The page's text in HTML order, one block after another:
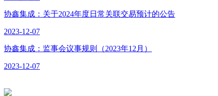
协鑫集成：关于2024年度日常关联交易预计的公告
2023-12-07
协鑫集成：监事会议事规则（2023年12月）
2023-12-07